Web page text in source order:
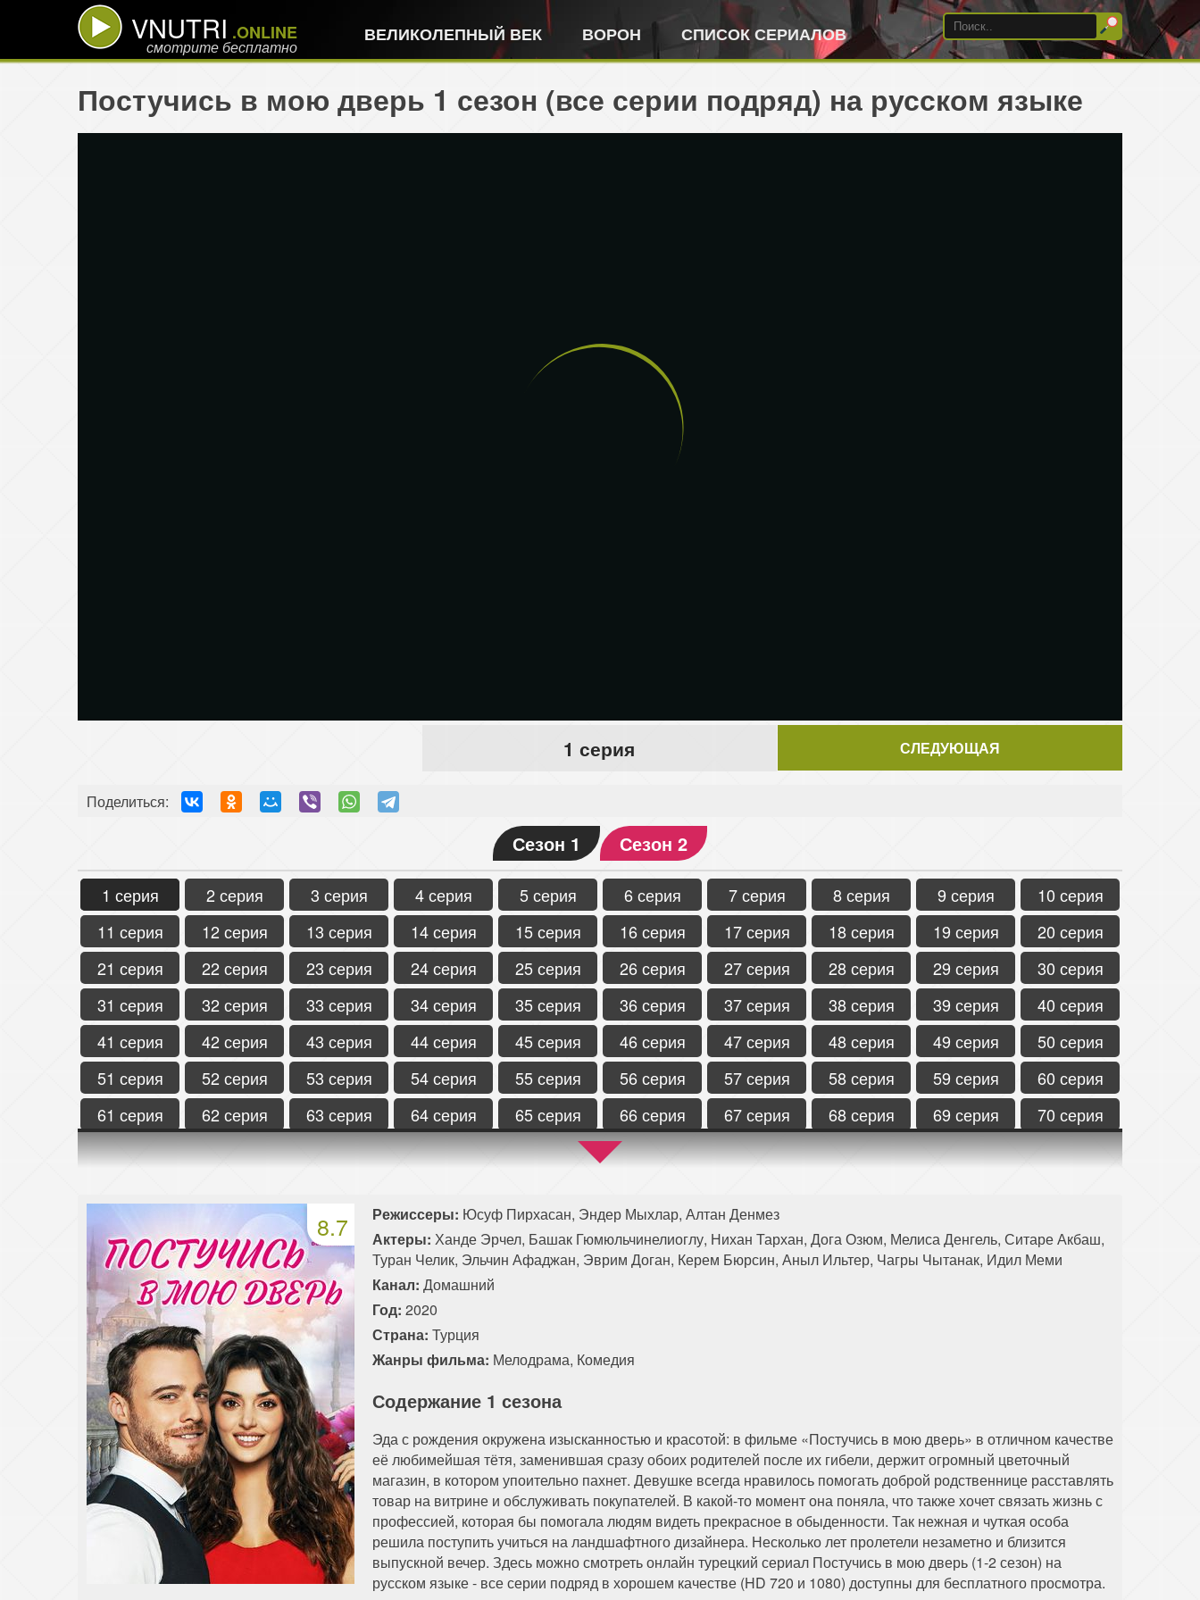
VNUTRI .ONLINE
смотрите бесплатно
ВЕЛИКОЛЕПНЫЙ ВЕК ВОРОН СПИСОК СЕРИАЛОВ
Постучись в мою дверь 1 сезон (все серии подряд) на русском языке
1 серия СЛЕДУЮЩАЯ
Поделиться:
Сезон 1 Сезон 2
1 серия 2 серия 3 серия 4 серия 5 серия 6 серия 7 серия 8 серия 9 серия
10 серия
11 серия
12 серия 13 серия 14 серия 15 серия 16 серия 17 серия 18 серия 19 серия
20 серия
21 серия
22 серия 23 серия 24 серия 25 серия 26 серия 27 серия 28 серия 29 серия
30 серия
31 серия
32 серия 33 серия 34 серия 35 серия 36 серия 37 серия 38 серия 39 серия
40 серия
41 серия
42 серия 43 серия 44 серия 45 серия 46 серия 47 серия 48 серия 49 серия
50 серия
51 серия
52 серия 53 серия 54 серия 55 серия 56 серия 57 серия 58 серия 59 серия
60 серия
61 серия
62 серия 63 серия 64 серия 65 серия 66 серия 67 серия 68 серия 69 серия
70 серия
71 серия
72 серия 73 серия 74 серия 75 серия 76 серия 77 серия 78 серия 79 серия
80 серия
91 серия
92 серия 93 серия 94 серия 95 серия 96 серия 97 серия
8.7 Режиссеры: Юсуф Пирхасан, Эндер Мыхлар, Алтан Денмез
Актеры: Ханде Эрчел, Башак Гюмюльчинелиоглу, Нихан Тархан, Дога Озюм, Мелиса Денгель, Ситаре Акбаш,
Туран Челик, Эльчин Афаджан, Эврим Доган, Керем Бюрсин, Аныл Ильтер, Чагры Чытанак, Идил Меми
Канал: Домашний
Год: 2020
Страна: Турция
Жанры фильма: Мелодрама, Комедия
Содержание 1 сезона
Эда с рождения окружена изысканностью и красотой: в фильме «Постучись в мою дверь» в отличном качестве
её любимейшая тётя, заменившая сразу обоих родителей после их гибели, держит огромный цветочный
магазин, в котором упоительно пахнет. Девушке всегда нравилось помогать доброй родственнице расставлять
товар на витрине и обслуживать покупателей. В какой-то момент она поняла, что также хочет связать жизнь с
профессией, которая бы помогала людям видеть прекрасное в обыденности. Так нежная и чуткая особа
решила поступить учиться на ландшафтного дизайнера. Несколько лет пролетели незаметно и близится
выпускной вечер. Здесь можно смотреть онлайн турецкий сериал Постучись в мою дверь (1-2 сезон) на
русском языке - все серии подряд в хорошем качестве (HD 720 и 1080) доступны для бесплатного просмотра.